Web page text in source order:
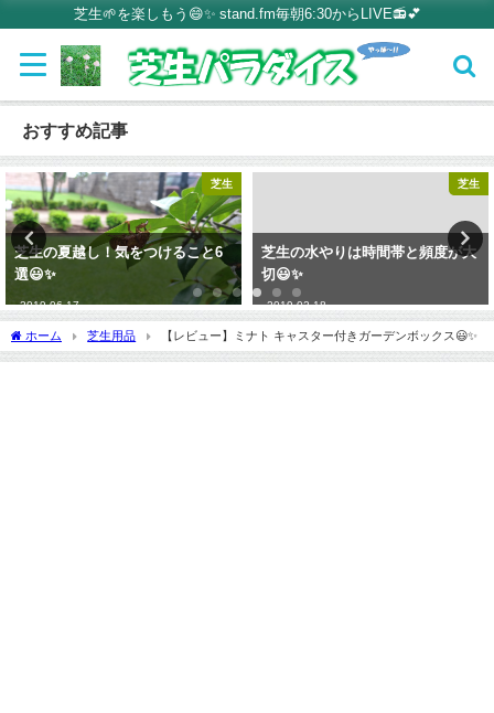
芝生🌱を楽しもう😄✨ stand.fm毎朝6:30からLIVE📻💕
おすすめ記事
芝生
芝生の夏越し！気をつけること6
選😃✨
2019-06-17
芝生
芝生の水やりは時間帯と頻度が大
切😃✨
2019-02-18
ホーム 芝生用品 【レビュー】ミナト キャスター付きガーデンボックス😃✨